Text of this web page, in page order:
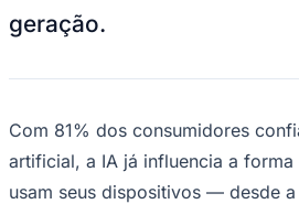
geração.
Com 81% dos consumidores
artificial, a IA já influencia a
usam seus dispositivos — desde